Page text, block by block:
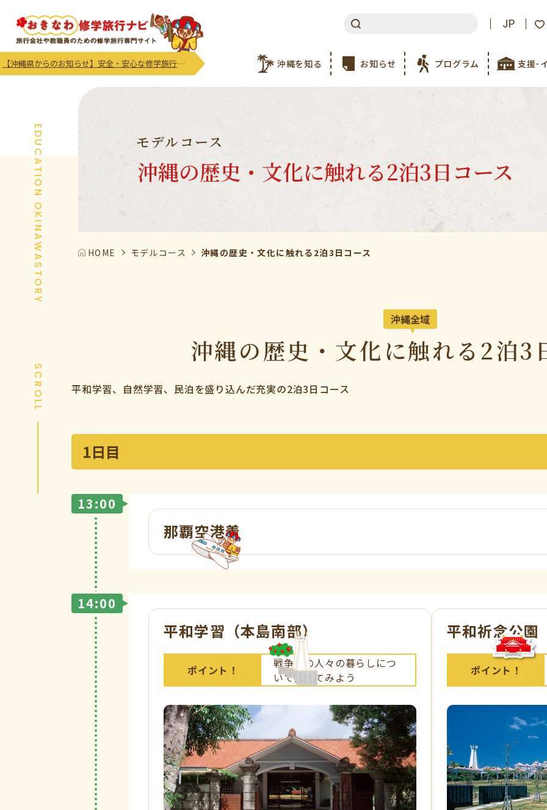
JP
【沖縄県からのお知らせ】安全・安心な修学旅行等の実施及び受入れにかかる注意喚起及び御協力のお願い 沖縄を知る お知らせ プログラム 支援･
EDUCATION OKINAWASTORY
SCROLL
モデルコース
沖縄の歴史・文化に触れる2泊3日コース
HOME モデルコース 沖縄の歴史・文化に触れる2泊3日コース
沖縄全域
沖縄の歴史・文化に触れる2泊3
平和学習、自然学習、民泊を盛り込んだ充実の2泊3日コース
1日目
13:00
那覇空港着
14:00
平和学習（本島南部）
ポイント！
戦争中の人々の暮らしにつ
いて聞いてみよう
平和祈念公園
ポイント！